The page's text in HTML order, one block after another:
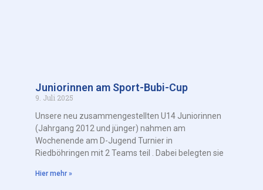
Juniorinnen am Sport-Bubi-Cup
9. Juli 2025
Unsere neu zusammengestellten U14 Juniorinnen
(Jahrgang 2012 und jünger) nahmen am
Wochenende am D-Jugend Turnier in
Riedböhringen mit 2 Teams teil . Dabei belegten sie
Hier mehr »